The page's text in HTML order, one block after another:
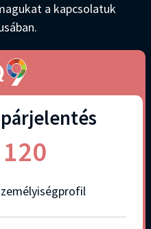
a kapcsolatuk